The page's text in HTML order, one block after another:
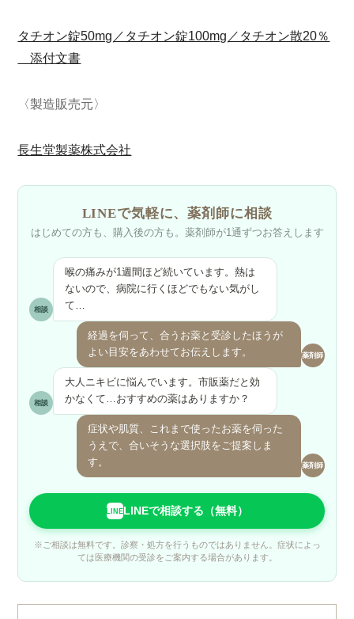
タチオン錠50mg／タチオン錠100mg／タチオン散20％
添付文書
〈製造販売元〉
長生堂製薬株式会社
LINEで気軽に、薬剤師に相談
はじめての方も、購入後の方も。 薬剤師が1通ずつお答えします
相談
喉の痛みが1週間ほど続いています。熱は
ないので、病院に行くほどでもない気がし
て…
薬剤師
経過を伺って、合うお薬と受診したほうが
よい目安をあわせてお伝えします。
相談
大人ニキビに悩んでいます。市販薬だと効
かなくて…おすすめの薬はありますか？
薬剤師
症状や肌質、これまで使ったお薬を伺った
うえで、合いそうな選択肢をご提案しま
す。
LINELINEで相談する（無料）
※ご相談は無料です。診察・処方を行うものではありません。症状によっ
ては医療機関の受診をご案内する場合があります。